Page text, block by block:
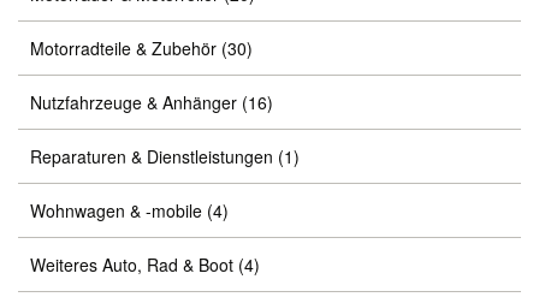
Motorradteile & Zubehör (30)
Nutzfahrzeuge & Anhänger (16)
Reparaturen & Dienstleistungen (1)
Wohnwagen & -mobile (4)
Weiteres Auto, Rad & Boot (4)